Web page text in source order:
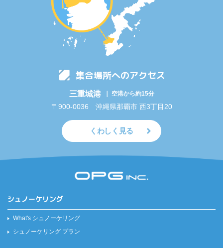
集合場所へのアクセス
三重城港 ｜ 空港から約15分
〒900-0036 沖縄県那覇市 西3丁目20
くわしく見る
シュノーケリング
What's シュノーケリング
シュノーケリング プラン